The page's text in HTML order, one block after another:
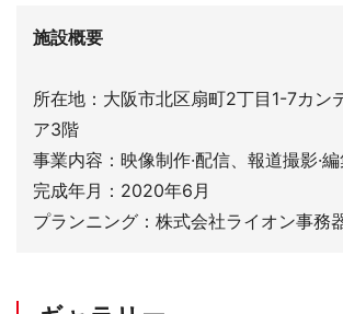
施設概要
所在地：大阪市北区扇町2丁目1-7カン
ア3階
事業内容：映像制作·配信、報道撮影·
完成年月：2020年6月
プランニング：株式会社ライオン事務